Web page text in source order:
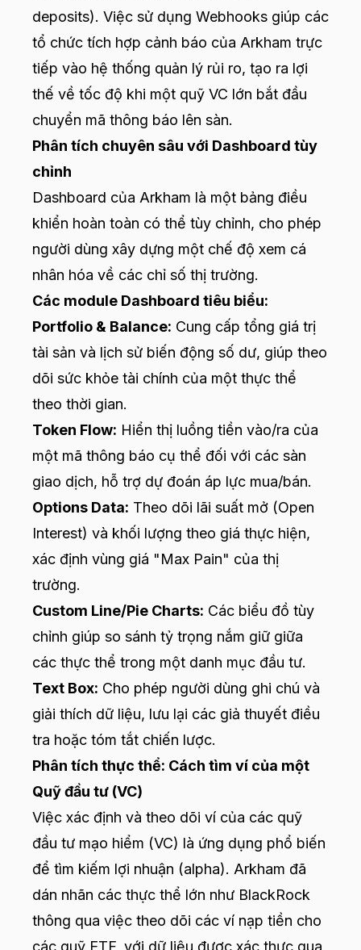
deposits). Việc sử dụng Webhooks giúp các
tổ chức tích hợp cảnh báo của Arkham trực
tiếp vào hệ thống quản lý rủi ro, tạo ra lợi
thế về tốc độ khi một quỹ VC lớn bắt đầu
chuyển mã thông báo lên sàn.
Phân tích chuyên sâu với Dashboard tùy
chỉnh
Dashboard của Arkham là một bảng điều
khiển hoàn toàn có thể tùy chỉnh, cho phép
người dùng xây dựng một chế độ xem cá
nhân hóa về các chỉ số thị trường.
Các module Dashboard tiêu biểu:
Portfolio & Balance: Cung cấp tổng giá trị
tài sản và lịch sử biến động số dư, giúp theo
dõi sức khỏe tài chính của một thực thể
theo thời gian.
Token Flow: Hiển thị luồng tiền vào/ra của
một mã thông báo cụ thể đối với các sàn
giao dịch, hỗ trợ dự đoán áp lực mua/bán.
Options Data: Theo dõi lãi suất mở (Open
Interest) và khối lượng theo giá thực hiện,
xác định vùng giá "Max Pain" của thị
trường.
Custom Line/Pie Charts: Các biểu đồ tùy
chỉnh giúp so sánh tỷ trọng nắm giữ giữa
các thực thể trong một danh mục đầu tư.
Text Box: Cho phép người dùng ghi chú và
giải thích dữ liệu, lưu lại các giả thuyết điều
tra hoặc tóm tắt chiến lược.
Phân tích thực thể: Cách tìm ví của một
Quỹ đầu tư (VC)
Việc xác định và theo dõi ví của các quỹ
đầu tư mạo hiểm (VC) là ứng dụng phổ biến
để tìm kiếm lợi nhuận (alpha). Arkham đã
dán nhãn các thực thể lớn như BlackRock
thông qua việc theo dõi các ví nạp tiền cho
các quỹ ETF, với dữ liệu được xác thực qua